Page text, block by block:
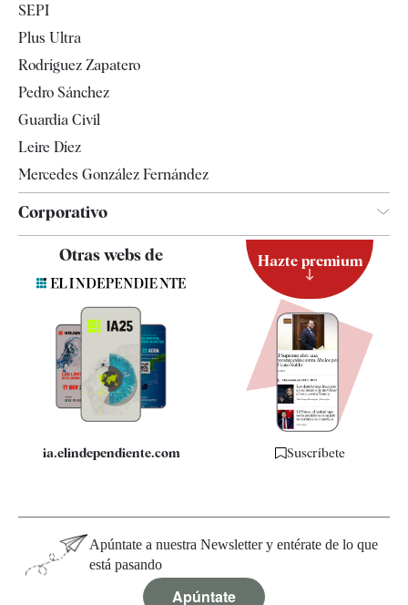
Televisión
SEPI
Plus Ultra
Rodríguez Zapatero
Pedro Sánchez
Guardia Civil
Leire Díez
Mercedes González Fernández
Corporativo
Quiénes somos
Especificaciones
Otras webs de
ia.elindependiente.com
Hazte premium
Suscríbete
Apúntate a nuestra Newsletter y entérate de lo que
está pasando
Apúntate